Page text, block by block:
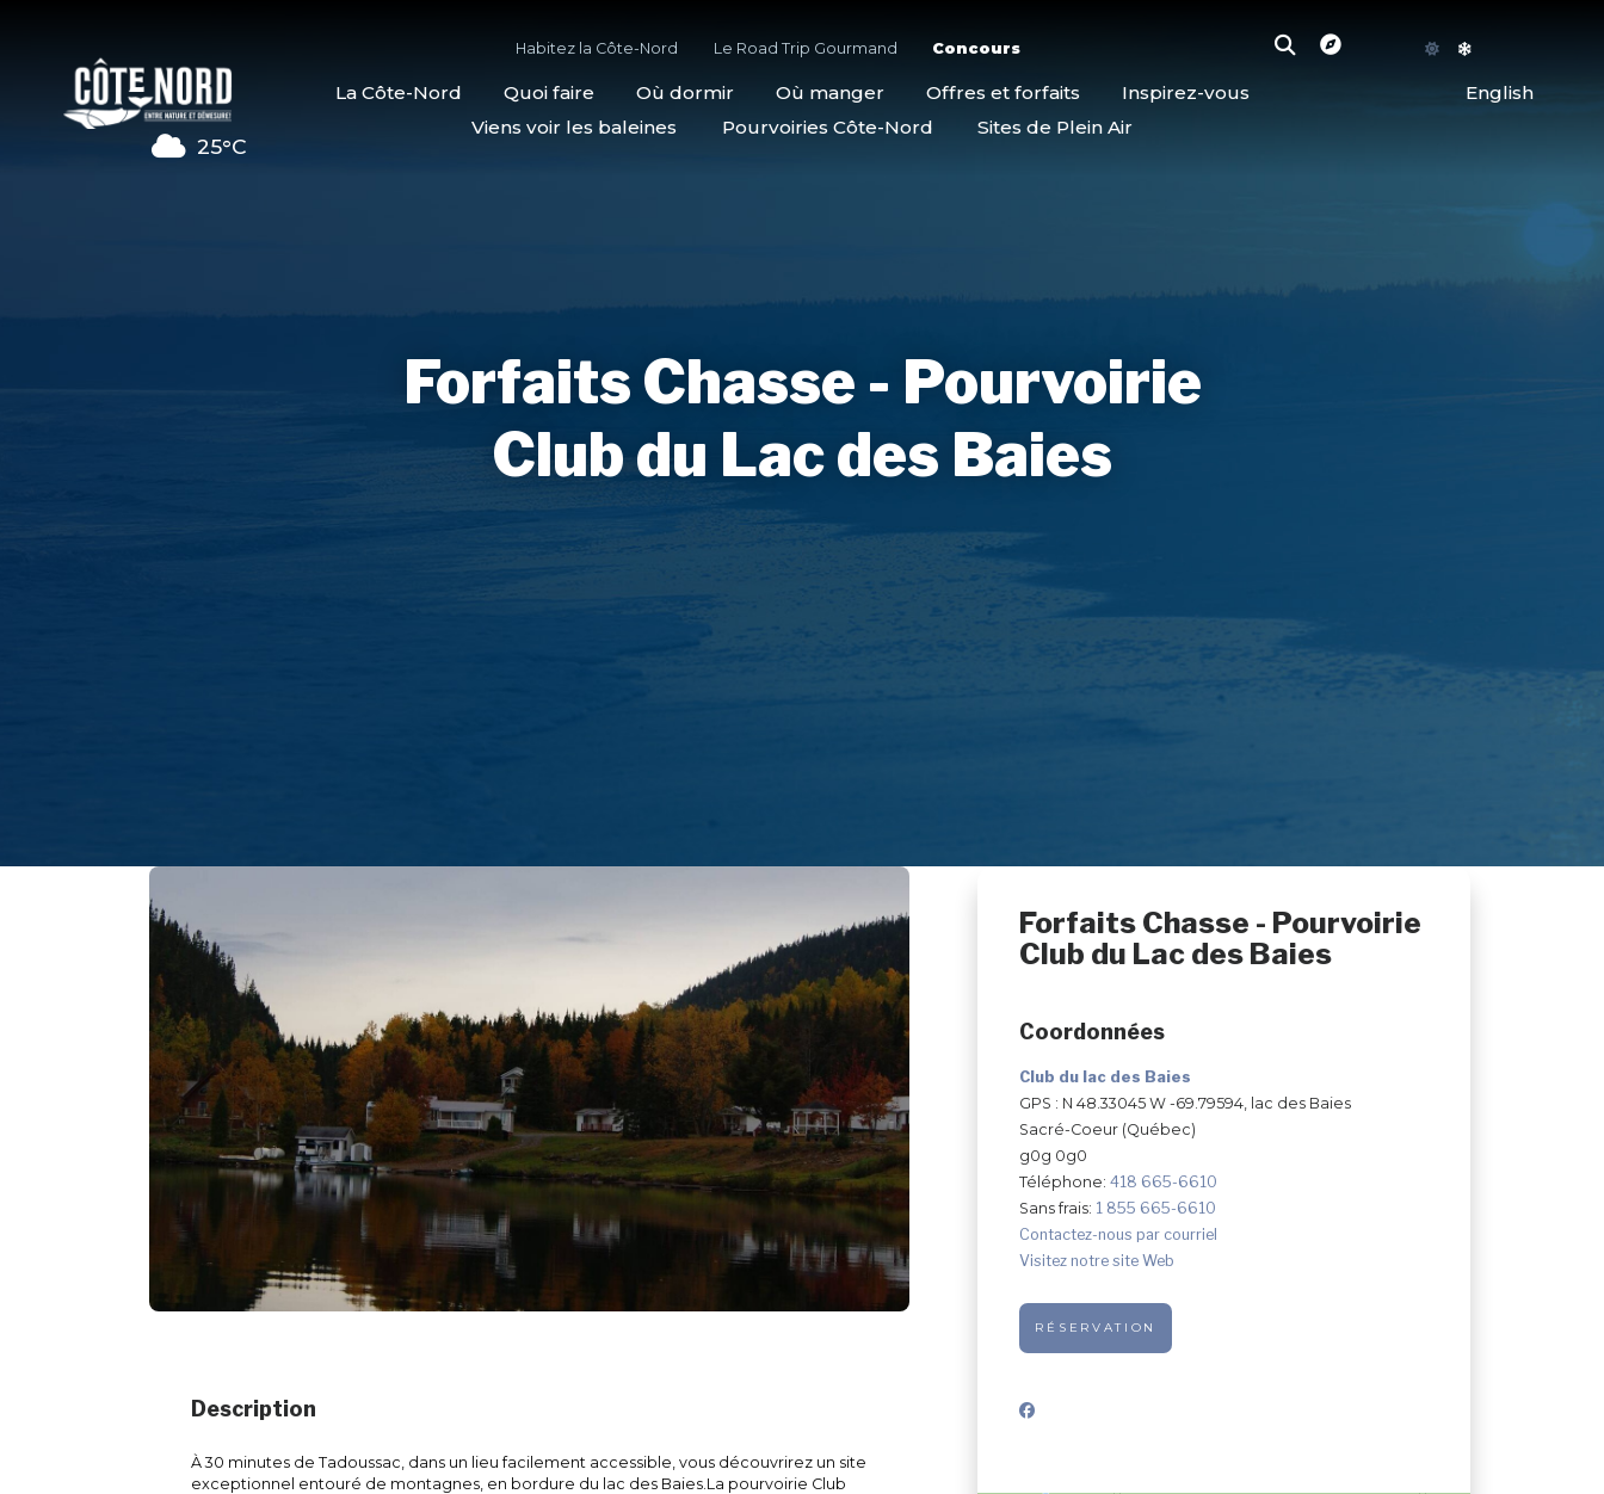
25°C
Habitez la Côte-Nord Le Road Trip Gourmand Concours
La Côte-Nord Quoi faire Où dormir Où manger Offres et forfaits Inspirez-vous
English
Viens voir les baleines
Pourvoiries Côte-Nord Sites de Plein Air
Forfaits Chasse - Pourvoirie
Club du Lac des Baies
Forfaits Chasse - Pourvoirie
Club du Lac des Baies
Coordonnées
Club du lac des Baies
GPS : N 48.33045 W -69.79594, lac des Baies
Sacré-Coeur (Québec)
g0g 0g0
Téléphone: 418 665-6610
Sans frais: 1 855 665-6610
Contactez-nous par courriel
Visitez notre site Web
RÉSERVATION
Description
À 30 minutes de Tadoussac, dans un lieu facilement accessible, vous découvrirez un site
exceptionnel entouré de montagnes, en bordure du lac des Baies.La pourvoirie Club